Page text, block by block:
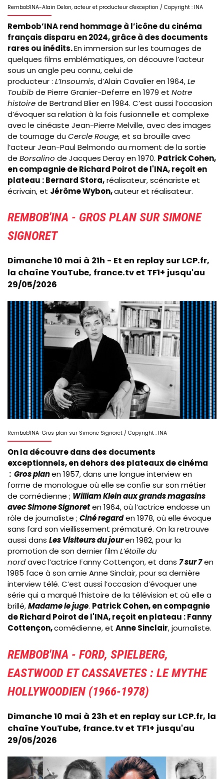
Rembob'INA-Alain Delon, acteur et producteur d'exception / Copyright : INA
Rembob’INA rend hommage à l’icône du cinéma
français disparu en 2024, grâce à des documents
rares ou inédits.En immersion sur les tournages de
quelques films emblématiques, on découvre l’acteur
sous un angle peu connu, celui de
producteur : L’Insoumis, d’Alain Cavalier en 1964,Le
Toubibde Pierre Granier-Deferre en 1979 et Notre
histoirede Bertrand Blier en 1984. C’est aussi l’occasion
d’évoquer sa relation à la fois fusionnelle et complexe
avec le cinéaste Jean-Pierre Melville, avec des images
de tournage du Cercle Rouge, et sa brouille avec
l’acteur Jean-Paul Belmondo au moment de la sortie
de Borsalino de Jacques Deray en 1970. Patrick Cohen,
en compagnie de Richard Poirot de l'INA, reçoit en
plateau : Bernard Stora,réalisateur, scénariste et
écrivain, et Jérôme Wybon,auteur et réalisateur.
REMBOB'INA - GROS PLAN SUR SIMONE
SIGNORET
Dimanche 10 mai à 21h - Et en replay sur LCP.fr,
la chaîne YouTube, france.tv et TF1+ jusqu'au
29/05/2026
Image
Rembob'INA-Gros plan sur Simone Signoret / Copyright : INA
On la découvre dans des documents
exceptionnels, en dehors des plateaux de cinéma
: Gros planen 1957, dans une longue interview en
forme de monologue où elle se confie sur son métier
de comédienne ; William Klein aux grands magasins
avec Simone Signoreten 1964,où l’actrice endosse un
rôle de journaliste ; Ciné regarden 1978, où elle évoque
sans fard son vieillissement prématuré. On la retrouve
aussi dans Les Visiteurs du jouren 1982, pour la
promotion de son dernier film L’étoile du
nordavec l’actrice Fanny Cottençon, et dans 7 sur 7en
1985 face à son amie Anne Sinclair, pour sa dernière
interview télé. C’est aussi l’occasion d’évoquer une
série qui a marqué l’histoire de la télévision et où elle a
brillé,Madame le juge. Patrick Cohen, en compagnie
de Richard Poirot de l'INA, reçoit en plateau : Fanny
Cottençon,comédienne, et Anne Sinclair, journaliste.
REMBOB'INA - FORD, SPIELBERG,
EASTWOOD ET CASSAVETES : LE MYTHE
HOLLYWOODIEN (1966-1978)
Dimanche 10 mai à 23h et en replay sur LCP.fr, la
chaîne YouTube, france.tv et TF1+ jusqu'au
29/05/2026
Image